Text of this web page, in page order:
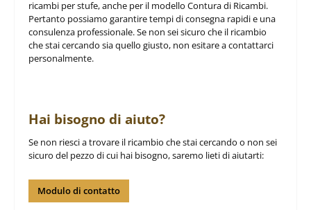
ricambi per stufe, anche per il modello Contura di Ricambi.
Pertanto possiamo garantire tempi di consegna rapidi e una
consulenza professionale. Se non sei sicuro che il ricambio
che stai cercando sia quello giusto, non esitare a contattarci
personalmente.
Hai bisogno di aiuto?
Se non riesci a trovare il ricambio che stai cercando o non sei
sicuro del pezzo di cui hai bisogno, saremo lieti di aiutarti:
Modulo di contatto